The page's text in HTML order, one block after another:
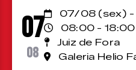
07
08
07/08 (sex)
08:00 - 18:00
Juiz de Fora
Galeria Helio